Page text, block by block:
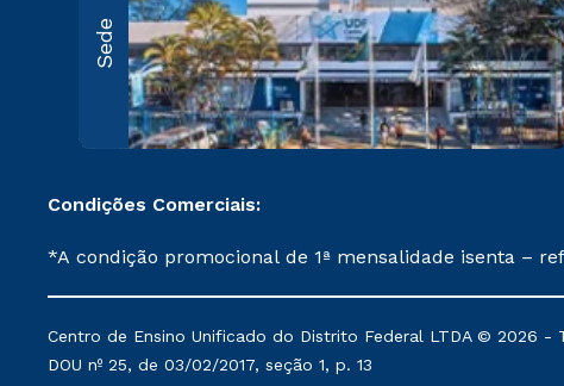
Sede
Condições Comerciais:
*A condição promocional de 1ª mensalidade isenta –
de Medicina, e também para matriculados via FIES,
Instituição. **Semipresencial é um formato do Ensino a Distância. ***Descontos comerciais oferecidos serão mantidos conforme negociação. Descontos
Centro de Ensino Unificado do Distrito Federal LTDA © 2026 -
DOU nº 25, de 03/02/2017, seção 1, p. 13